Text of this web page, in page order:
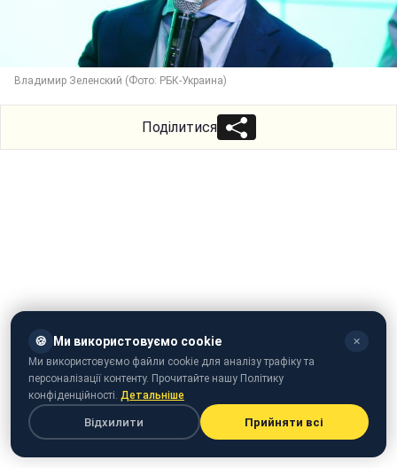
Владимир Зеленский (Фото: РБК-Украина)
Поділитися
🍪 Ми використовуємо cookie ✕
Ми використовуємо файли cookie для аналізу трафіку та
персоналізації контенту. Прочитайте нашу Політику
конфіденційності. Детальніше
Відхилити Прийняти всі